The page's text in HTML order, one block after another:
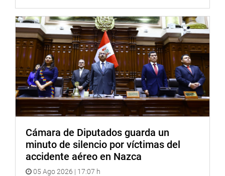
Cámara de Diputados guarda un
minuto de silencio por víctimas del
accidente aéreo en Nazca
05 Ago 2026 | 17:07 h